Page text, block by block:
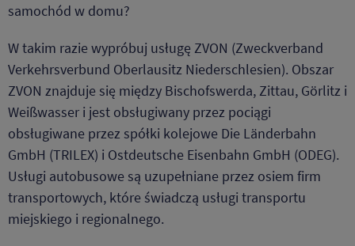
samochód w domu?
W takim razie wypróbuj usługę ZVON (Zweckverband
Verkehrsverbund Oberlausitz Niederschlesien). Obszar
ZVON znajduje się między Bischofswerda, Zittau, Görlitz i
Weißwasser i jest obsługiwany przez pociągi
obsługiwane przez spółki kolejowe Die Länderbahn
GmbH (TRILEX) i Ostdeutsche Eisenbahn GmbH (ODEG).
Usługi autobusowe są uzupełniane przez osiem firm
transportowych, które świadczą usługi transportu
miejskiego i regionalnego.